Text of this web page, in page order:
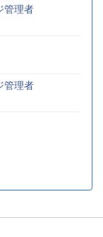
管理者
管理者